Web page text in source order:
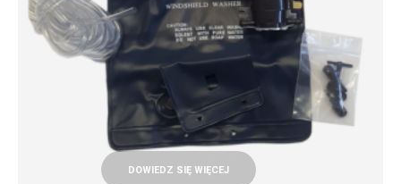
DOWIEDZ SIĘ WIĘCEJ